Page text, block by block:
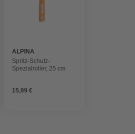
ALPINA
Spritz-Schutz-
Spezialroller, 25 cm
15,99 €